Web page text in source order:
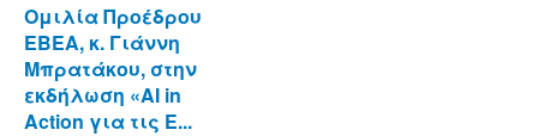
Ομιλία Προέδρου
ΕΒΕΑ, κ. Γιάννη
Μπρατάκου, στην
εκδήλωση «AI in
Action για τις Ε...